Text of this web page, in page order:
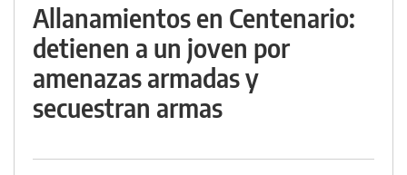
Allanamientos en Centenario:
detienen a un joven por
amenazas armadas y
secuestran armas